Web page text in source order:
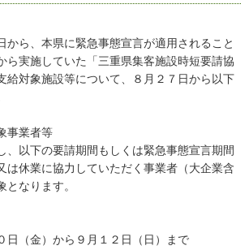
ら、本県に緊急事態宣言が適用されること
ら実施していた「三重県集客施設時短要請協
給対象施設等について、８月２７日から以下
事業者等
以下の要請期間もしくは緊急事態宣言期間
は休業に協力していただく事業者（大企業含
なります。
（金）から９月１２日（日）まで